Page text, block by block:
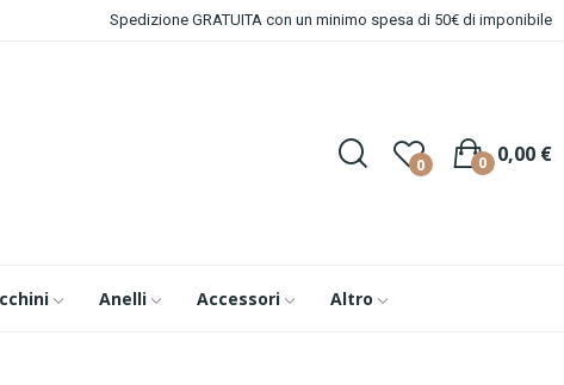
Spedizione GRATUITA con un minimo spesa di 50€ di imponibile
0 0,00 €
0
Anelli Accessori Altro